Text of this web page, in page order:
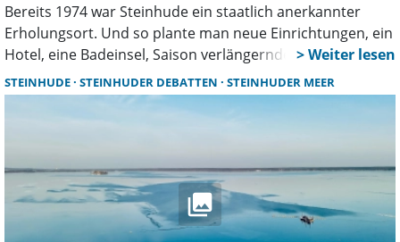
Bereits 1974 war Steinhude ein staatlich anerkannter
Erholungsort. Und so plante man neue Einrichtungen, ein
Hotel, eine Badeinsel, Saison verlängernde Angebote und
sehnte sich gleichzeitig nach einem Verkehrskonzept. Ein
Blick in die damalige Berichterstattung in der „Leine
Zeitung“ und die Gemeindeunterlagen gleicht in vielen
Widerstand und Planung zur Badeinsel.
STEINHUDE STEINHUDER DEBATTEN STEINHUDER MEER